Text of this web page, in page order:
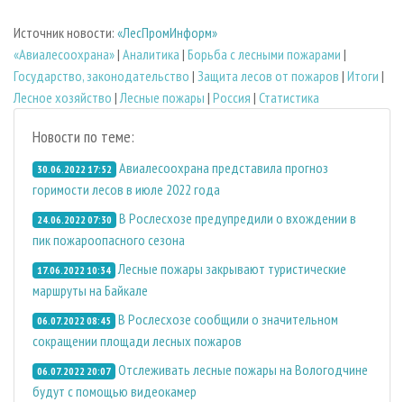
Источник новости: «ЛесПромИнформ»
«Авиалесоохрана»| Аналитика | Борьба с лесными пожарами |
Государство, законодательство | Защита лесов от пожаров | Итоги |
Лесное хозяйство |Лесные пожары | Россия | Статистика
Новости по теме:
30.06.2022 17:52 Авиалесоохрана представила прогноз
горимости лесов в июле 2022 года
24.06.2022 07:30 В Рослесхозе предупредили о вхождении в
пик пожароопасного сезона
17.06.2022 10:34 Лесные пожары закрывают туристические
маршруты на Байкале
06.07.2022 08:45 В Рослесхозе сообщили о значительном
сокращении площади лесных пожаров
06.07.2022 20:07 Отслеживать лесные пожары на Вологодчине
будут с помощью видеокамер